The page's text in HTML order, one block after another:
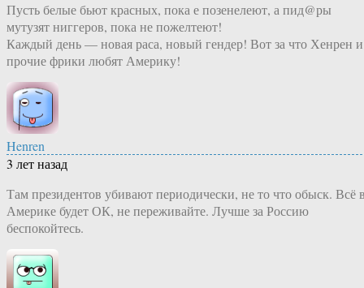
Пусть белые бьют красных, пока е позенелеют, а пид@ры
мутузят ниггеров, пока не пожелтеют!
Каждый день — новая раса, новый гендер! Вот за что Хенрен и
прочие фрики любят Америку!
Henren
3 лет назад
Там президентов убивают периодически, не то что обыск. Всё
Америке будет ОК, не переживайте. Лучше за Россию
беспокойтесь.